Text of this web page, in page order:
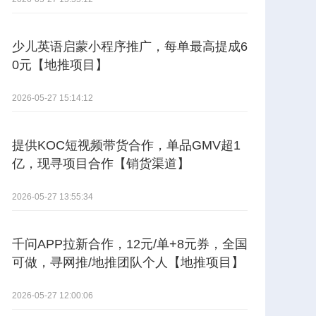
少儿英语启蒙小程序推广，每单最高提成6
0元【地推项目】
2026-05-27 15:14:12
提供KOC短视频带货合作，单品GMV超1
亿，现寻项目合作【销货渠道】
2026-05-27 13:55:34
千问APP拉新合作，12元/单+8元券，全国
可做，寻网推/地推团队个人【地推项目】
2026-05-27 12:00:06